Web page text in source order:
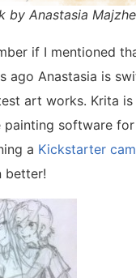
by Anastasia
if I mentioned
ago Anastasia is
art works. Krita is
painting software
a Kickstarter
better!